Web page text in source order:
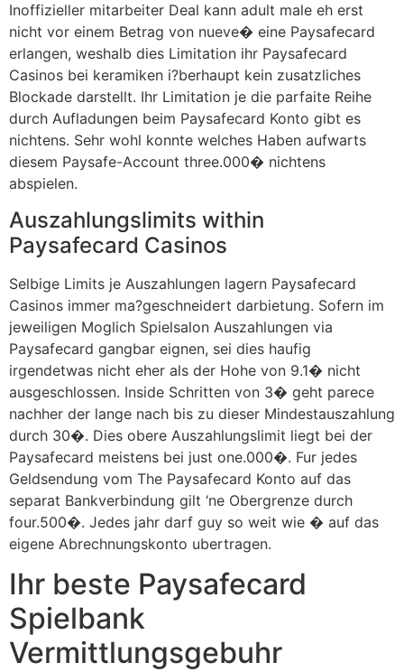
Inoffizieller mitarbeiter Deal kann adult male eh erst
nicht vor einem Betrag von nueve� eine Paysafecard
erlangen, weshalb dies Limitation ihr Paysafecard
Casinos bei keramiken i?berhaupt kein zusatzliches
Blockade darstellt. Ihr Limitation je die parfaite Reihe
durch Aufladungen beim Paysafecard Konto gibt es
nichtens. Sehr wohl konnte welches Haben aufwarts
diesem Paysafe-Account three.000� nichtens
abspielen.
Auszahlungslimits within
Paysafecard Casinos
Selbige Limits je Auszahlungen lagern Paysafecard
Casinos immer ma?geschneidert darbietung. Sofern im
jeweiligen Moglich Spielsalon Auszahlungen via
Paysafecard gangbar eignen, sei dies haufig
irgendetwas nicht eher als der Hohe von 9.1� nicht
ausgeschlossen. Inside Schritten von 3� geht parece
nachher der lange nach bis zu dieser Mindestauszahlung
durch 30�. Dies obere Auszahlungslimit liegt bei der
Paysafecard meistens bei just one.000�. Fur jedes
Geldsendung vom The Paysafecard Konto auf das
separat Bankverbindung gilt ‘ne Obergrenze durch
four.500�. Jedes jahr darf guy so weit wie � auf das
eigene Abrechnungskonto ubertragen.
Ihr beste Paysafecard
Spielbank
Vermittlungsgebuhr